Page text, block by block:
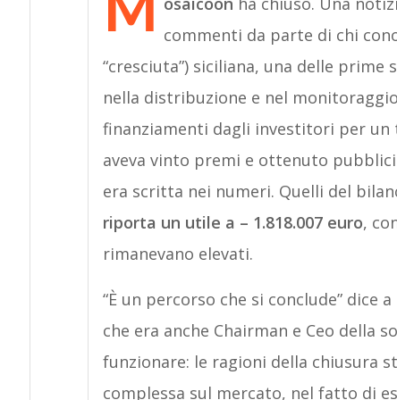
commenti da parte di chi
“cresciuta”) siciliana, una delle
nella distribuzione e nel
finanziamenti dagli investitori per un
aveva vinto premi e ottenuto
era scritta nei numeri. Quelli del
riporta un utile a – 1.818.007 euro,
rimanevano elevati.
“È un percorso che si conclude” dice a
che era anche Chairman e Ceo della
funzionare: le ragioni della chiusura
complessa sul mercato, nel fatto di